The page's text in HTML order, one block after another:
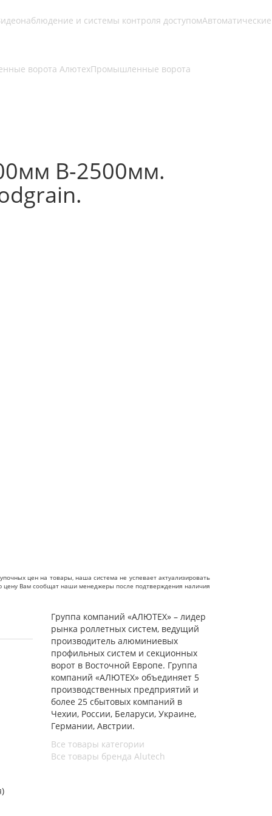
и системы контроля доступомАвтоматические
ворота АлютехПромышленные ворота
В-2500мм.
цен на товары, наша система не успевает актуализировать
Вам сообщат наши менеджеры после подтверждения наличия
Группа компаний «АЛЮТЕХ» – лидер
рынка роллетных систем, ведущий
производитель алюминиевых
профильных систем и секционных
ворот в Восточной Европе. Группа
компаний «АЛЮТЕХ» объединяет 5
производственных предприятий и
более 25 сбытовых компаний в
Чехии, России, Беларуси, Украине,
Германии, Австрии.
Все товары категории
Все товары бренда Alutech